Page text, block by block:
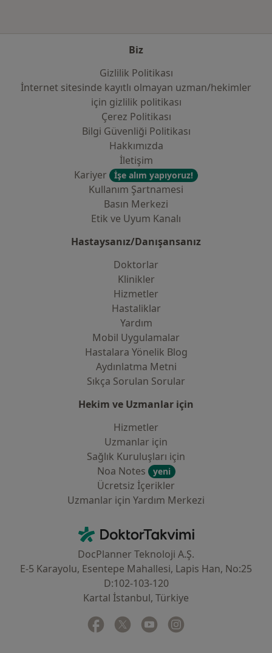
Biz
Gizlilik Politikası
İnternet sitesinde kayıtlı olmayan uzman/hekimler
i̇çin gizlilik politikası
Çerez Politikası
Bilgi Güvenliği Politikası
Hakkımızda
İletişim
Kariyer
İşe alım yapıyoruz!
Kullanım Şartnamesi
Basın Merkezi
Etik ve Uyum Kanalı
Hastaysanız/Danışansanız
Doktorlar
Klinikler
Hizmetler
Hastaliklar
Yardım
Mobil Uygulamalar
Hastalara Yönelik Blog
Aydınlatma Metni
Sıkça Sorulan Sorular
Hekim ve Uzmanlar için
Hizmetler
Uzmanlar için
Sağlık Kuruluşları için
Noa Notes
yeni
Ücretsiz İçerikler
Uzmanlar için Yardım Merkezi
DoktorTakvimi - Ana Sayfa
DocPlanner Teknoloji A.Ş.
E-5 Karayolu, Esentepe Mahallesi, Lapis Han, No:25
D:102-103-120
Kartal İstanbul, Türkiye
Facebook
yeni bir sekmede açılır
Twitter
yeni bir sekmede açılır
Youtube
yeni bir sekmede açılır